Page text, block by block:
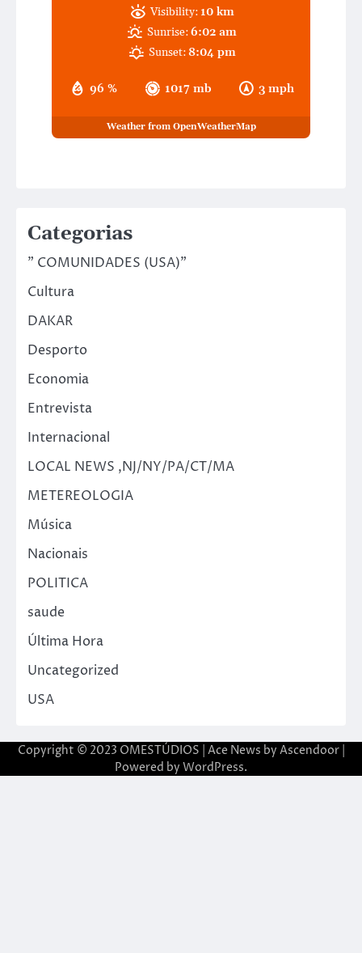
96 % 1017 mb 3 mph
Visibility: 10 km
Sunrise:6:02 am
Sunset:8:04 pm
Weather from OpenWeatherMap
Categorias
" COMUNIDADES (USA)"
Cultura
DAKAR
Desporto
Economia
Entrevista
Internacional
LOCAL NEWS ,NJ/NY/PA/CT/MA
METEREOLOGIA
Música
Nacionais
POLITICA
saude
Última Hora
Uncategorized
USA
Copyright © 2023 OMESTÚDIOS | Ace News by Ascendoor|
Powered by WordPress.